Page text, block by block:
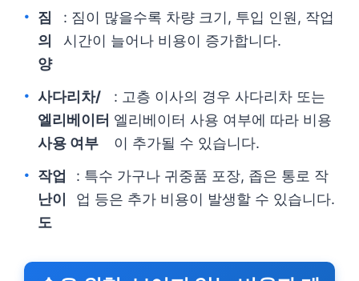
짐
의
양
: 짐이 많을수록 차량 크기, 투입 인원, 작업
시간이 늘어나 비용이 증가합니다.
사다리차/
엘리베이터
사용 여부
: 고층 이사의 경우 사다리차 또는
엘리베이터 사용 여부에 따라 비용
이 추가될 수 있습니다.
작업
난이
도
: 특수 가구나 귀중품 포장, 좁은 통로 작
업 등은 추가 비용이 발생할 수 있습니다.